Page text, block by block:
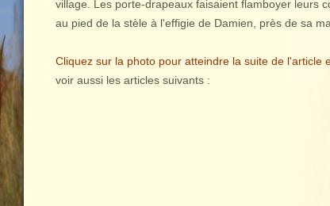
village. Les porte-drapeaux faisaient flamboyer leurs
au pied de la stèle à l'effigie de Damien, près de sa
Cliquez sur la photo pour atteindre la suite de l'article
voir aussi les articles suivants :